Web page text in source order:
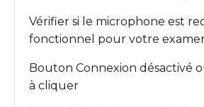
Vérifier si le microphone est
fonctionnel pour votre
Bouton Connexion désactivé
à cliquer